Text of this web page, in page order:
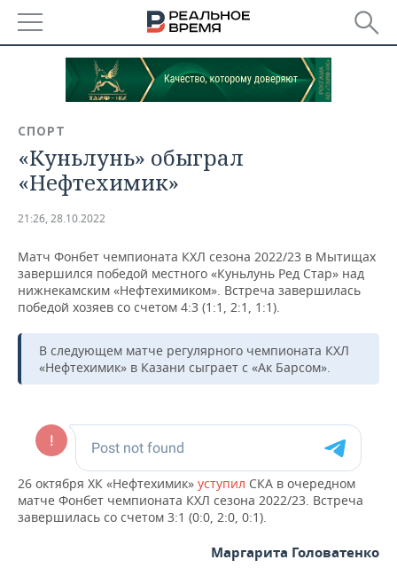
РЕГИОНЫ
БАШКОРТОСТАН
УДМУРТИЯ
НОВОСТИ
НОВОСТИ АНАЛИТИКИ
ДЕКЛАРАЦИИ О ДОХОДАХ
КОРОЛИ ГОСЗАКАЗА ПФО
ВУЗЫ ТАТАРСТАНА
КОМУ ПРИНАДЛЕЖАТ
ТОРГОВЫЕ ЦЕНТРЫ
ТАТАРСТАНА
ЭКОНОМИКА
НОВОСТИ ЭКОНОМИКИ
ФИНАНСЫ
БАНКИ
БЮДЖЕТ
ИНВЕСТИЦИИ
ПРОМЫШЛЕННОСТЬ
НОВОСТИ
ПРОМЫШЛЕННОСТИ
МАШИНОСТРОЕНИЕ
НЕФТЬ
ОПК
ЭНЕРГЕТИКА
НЕДВИЖИМОСТЬ
НОВОСТИ НЕДВИЖИМОСТИ
АВТО
НОВОСТИ АВТО
БИЗНЕС
НОВОСТИ БИЗНЕСА
РОЗНИЧНАЯ ТОРГОВЛЯ
ТРАНСПОРТ
УСЛУГИ
ТЕХНОЛОГИИ
НОВОСТИ ТЕХНОЛОГИЙ
МЕДИА
МЕРОПРИЯТИЯ
НОВОСТИ МЕРОПРИЯТИЙ
ВЫЕЗДНАЯ РЕДАКЦИЯ
НОВОСТИ СПОРТА
ОБЩЕСТВО
СПОРТ
«Куньлунь» обыграл
«Нефтехимик»
21:26, 28.10.2022
Матч Фонбет чемпионата КХЛ сезона 2022/23 в Мытищах
завершился победой местного «Куньлунь Ред Стар» над
нижнекамским «Нефтехимиком». Встреча завершилась
победой хозяев со счетом 4:3 (1:1, 2:1, 1:1).
В следующем матче регулярного чемпионата КХЛ
«Нефтехимик» в Казани сыграет с «Ак Барсом».
26 октября ХК «Нефтехимик» уступил СКА в очередном
матче Фонбет чемпионата КХЛ сезона 2022/23. Встреча
завершилась со счетом 3:1 (0:0, 2:0, 0:1).
Маргарита Головатенко